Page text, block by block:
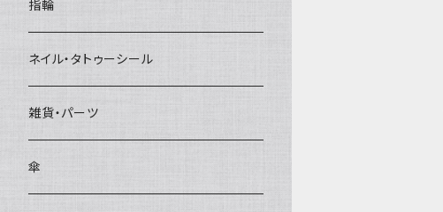
指輪
ネイル・タトゥーシール
雑貨・パーツ
傘